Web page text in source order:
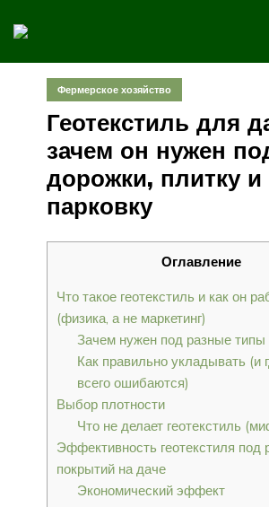
Фермерское хозяйство
Геотекстиль для
зачем он нужен
дорожки, плитку и
парковку
Оглавление
Что такое геотекстиль и как он
(физика, а не маркетинг)
Зачем нужен под разные типы
Как правильно укладывать (и
всего ошибаются)
Выбор плотности
Что не делает геотекстиль
Эффективность геотекстиля под
покрытий на даче
Экономический эффект